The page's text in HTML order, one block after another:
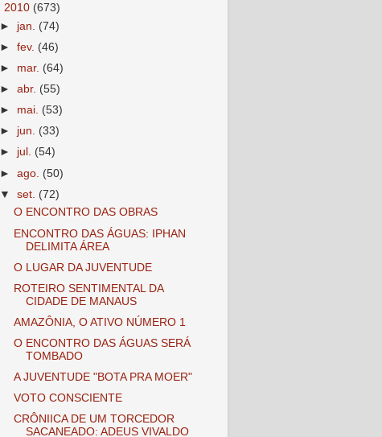
2010 (673)
► jan. (74)
►fev. (46)
► mar. (64)
►abr. (55)
► mai. (53)
► jun. (33)
► jul. (54)
►ago. (50)
▼set. (72)
O ENCONTRO DAS OBRAS
ENCONTRO DAS ÁGUAS: IPHAN
DELIMITA ÁREA
O LUGAR DA JUVENTUDE
ROTEIRO SENTIMENTAL DA
CIDADE DE MANAUS
AMAZÔNIA, O ATIVO NÚMERO 1
O ENCONTRO DAS ÁGUAS SERÁ
TOMBADO
A JUVENTUDE "BOTA PRA MOER"
VOTO CONSCIENTE
CRÔNIICA DE UM TORCEDOR
SACANEADO: ADEUS VIVALDO